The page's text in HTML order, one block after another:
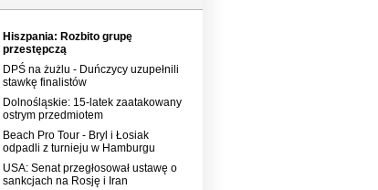
Hiszpania: Rozbito grupę
przestępczą
DPŚ na żużlu - Duńczycy uzupełnili
stawkę finalistów
Dolnośląskie: 15-latek zaatakowany
ostrym przedmiotem
Beach Pro Tour - Bryl i Łosiak
odpadli z turnieju w Hamburgu
USA: Senat przegłosował ustawę o
sankcjach na Rosję i Iran